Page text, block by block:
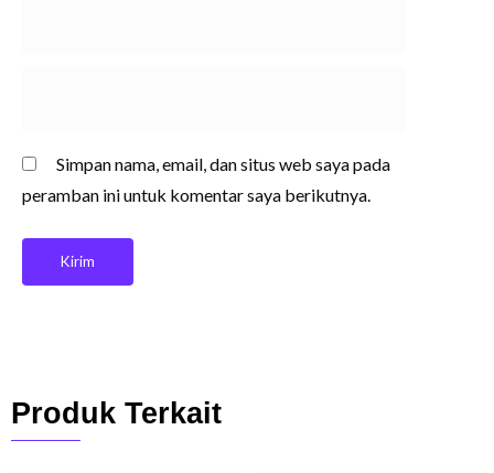
Simpan nama, email, dan situs web saya pada
peramban ini untuk komentar saya berikutnya.
Produk Terkait